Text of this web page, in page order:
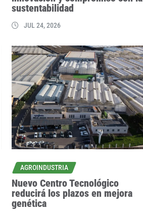
sustentabilidad
JUL 24, 2026
AGROINDUSTRIA
Nuevo Centro Tecnológico
reducirá los plazos en mejora
genética